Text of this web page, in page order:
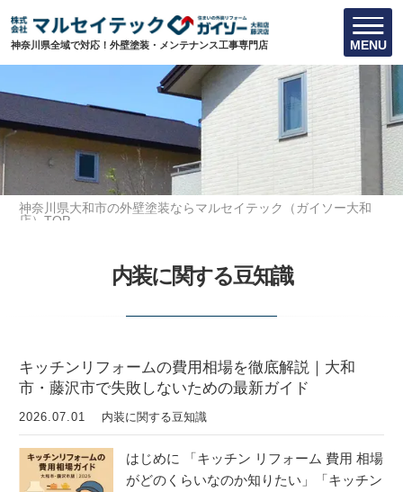
神奈川県全域で対応！外壁塗装・メンテナンス工事専門店 MENU
神奈川県大和市の外壁塗装ならマルセイテック（ガイソー大和
店）TOP
内装に関する豆知識
キッチンリフォームの費用相場を徹底解説｜大和
市・藤沢市で失敗しないための最新ガイド
2026.07.01 内装に関する豆知識
はじめに 「キッチン リフォーム 費用 相場
がどのくらいなのか知りたい」「キッチン